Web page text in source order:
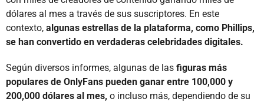
dólares al mes a través de sus suscriptores. En este
contexto, algunas estrellas de la plataforma, como Phillips,
se han convertido en verdaderas celebridades digitales.
Según diversos informes, algunas de las figuras más
populares de OnlyFans pueden ganar entre 100,000 y
200,000 dólares al mes, o incluso más, dependiendo de su